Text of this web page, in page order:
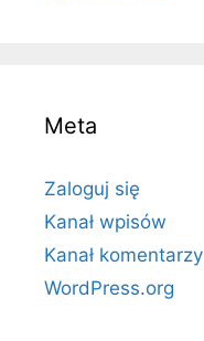
Meta
Zaloguj się
Kanał wpisów
Kanał komentarzy
WordPress.org